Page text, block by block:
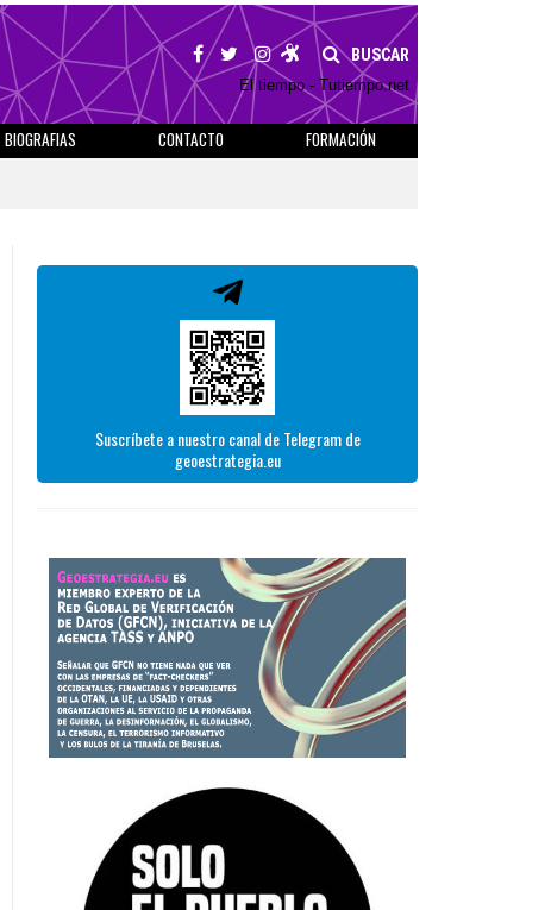
BUSCAR
El tiempo - Tutiempo.net
BIOGRAFIAS CONTACTO
FORMACIÓN
Suscríbete a nuestro canal de Telegram de
geoestrategia.eu